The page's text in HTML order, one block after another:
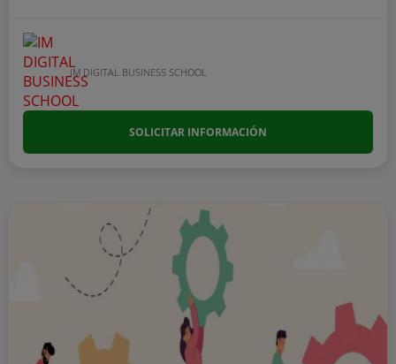
IM DIGITAL BUSINESS SCHOOL
SOLICITAR INFORMACIÓN